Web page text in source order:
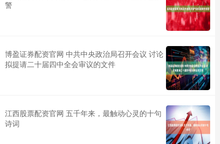
警
博盈证券配资官网 中共中央政治局召开会议 讨论
拟提请二十届四中全会审议的文件
江西股票配资官网 五千年来，最触动心灵的十句
诗词